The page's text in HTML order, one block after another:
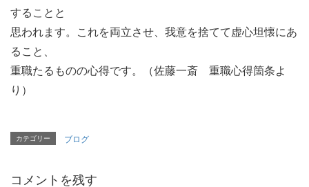
することと
思われます。これを両立させ、我意を捨てて虚心坦懐にあ
ること、
重職たるものの心得です。（佐藤一斎 重職心得箇条よ
り）
カテゴリー ブログ
コメントを残す